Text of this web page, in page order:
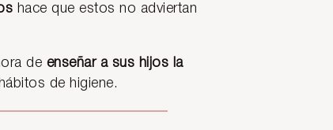
hace que estos no adviertan
de enseñar a sus hijos la
de higiene.